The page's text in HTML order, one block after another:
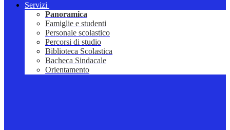
Servizi
Panoramica
Famiglie e studenti
Personale scolastico
Percorsi di studio
Biblioteca Scolastica
Bacheca Sindacale
Orientamento